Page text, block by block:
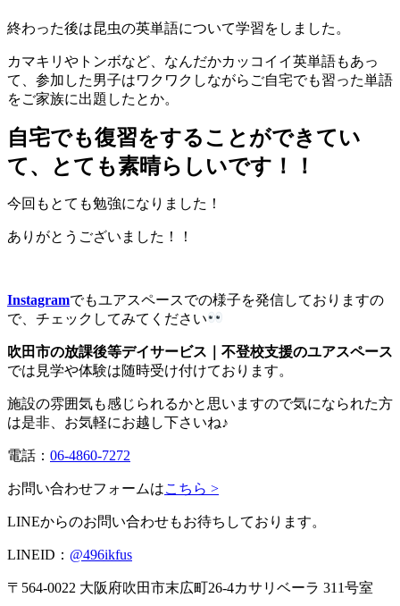
終わった後は昆虫の英単語について学習をしました。
カマキリやトンボなど、なんだかカッコイイ英単語もあっ
て、参加した男子はワクワクしながらご自宅でも習った単語
をご家族に出題したとか。
自宅でも復習をすることができてい
て、とても素晴らしいです！！
今回もとても勉強になりました！
ありがとうございました！！
Instagramでもユアスペースでの様子を発信しておりますの
で、チェックしてみてください
吹田市の放課後等デイサービス｜不登校支援のユアスペース
では見学や体験は随時受け付けております。
施設の雰囲気も感じられるかと思いますので気になられた方
は是非、お気軽にお越し下さいね♪
電話： 06-4860-7272
お問い合わせフォームはこちら >
LINEからのお問い合わせもお待ちしております。
LINEID： @496ikfus
〒564-0022 大阪府吹田市末広町26-4カサリベーラ 311号室